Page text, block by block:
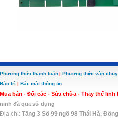
Phương thức thanh toán | Phương thức vận
Bảo trì | Bảo mật thông tin
Mua bán - Đổi các - Sửa chữa - Thay thế linh
ninh đã qua sử dụng
Địa chỉ: Tầng 3 Số 99 ngõ 98 Thái Hà,